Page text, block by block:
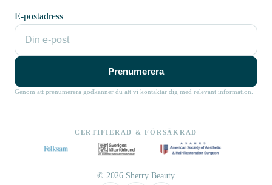
E-postadress
Prenumerera
Genom att prenumerera godkänner du att vi kontaktar dig med relevant information.
CERTIFIERAD & FÖRSÄKRAD
© 2026 Sherry Beauty